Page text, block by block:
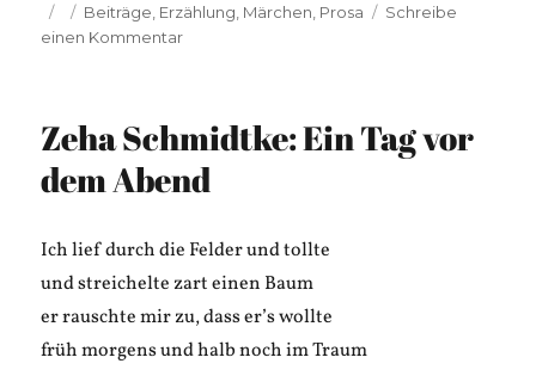
Veröffentlicht
am
Kategorien
Beiträge Erzählung Märchen Prosa
Schreibe
einen Kommentarzu
im
Zeha Schmidtke: Ein Tag vor
dem Abend
Ich lief durch die Felder und tollte
und streichelte zart einen Baum
er rauschte mir zu, dass er’s wollte
früh morgens und halb noch im Traum